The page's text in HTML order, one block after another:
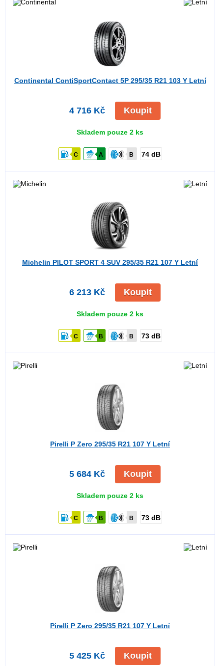
Continental ContiSportContact 5P 295/35 R21 103 Y Letní
4 716 Kč Koupit
Skladem pouze 2 ks
C A B 74 dB
Michelin PILOT SPORT 4 SUV 295/35 R21 107 Y Letní
6 213 Kč Koupit
Skladem pouze 2 ks
C B B 73 dB
Pirelli P Zero 295/35 R21 107 Y Letní
5 684 Kč Koupit
Skladem pouze 2 ks
C B B 73 dB
Pirelli P Zero 295/35 R21 107 Y Letní
5 425 Kč Koupit